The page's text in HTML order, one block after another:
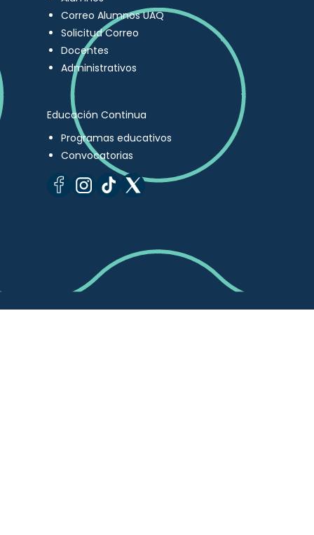
Correo Alumnos UAQ
Solicitud Correo
Docentes
Administrativos
Educación Continua
Programas educativos
Convocatorias